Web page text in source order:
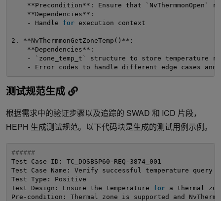
**Precondition**: Ensure that `NvThermmonOpen`
**Dependencies**:
- Handle for execution context
2. **NvThermmonGetZoneTemp()**:
**Dependencies**:
- `zone_temp_t` structure to store temperature
- Error codes to handle different edge cases
测试规范生成
根据需求中的验证步骤以及追踪的 SWAD 和 ICD 片段，
HEPH 生成测试规范。以下代码块是生成的测试用例示例。
######
Test Case ID: TC_DOSBSP60-REQ-3874_001
Test Case Name: Verify successful temperature query
Test Type: Positive
Test Design: Ensure the temperature for
a thermal
Pre-condition: Thermal zone is supported and